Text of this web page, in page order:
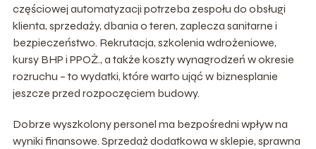
częściowej automatyzacji potrzeba zespołu do obsługi
klienta, sprzedaży, dbania o teren, zaplecza sanitarne i
bezpieczeństwo. Rekrutacja, szkolenia wdrożeniowe,
kursy BHP i PPOŻ., a także koszty wynagrodzeń w okresie
rozruchu – to wydatki, które warto ująć w biznesplanie
jeszcze przed rozpoczęciem budowy.
Dobrze wyszkolony personel ma bezpośredni wpływ na
wyniki finansowe. Sprzedaż dodatkowa w sklepie, sprawna